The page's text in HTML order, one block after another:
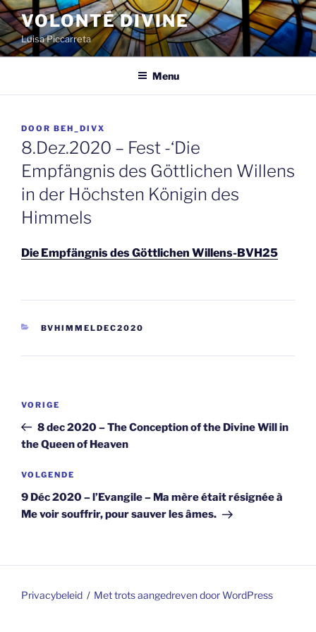
Spring
naar
de
inhoud
VOLONTÉ DIVINE
Luisa Piccarreta
Menu
GEPLAATST
OP
DOOR BEH_DIVX
8.Dez.2020 – Fest -‘Die
Empfängnis des Göttlichen Willens
in der Höchsten Königin des
Himmels
Die Empfängnis des Göttlichen Willens-BVH25
CATEGORIEËN
BVHIMMELDEC2020
Vorig
bericht
VORIGE
8 dec 2020 – The Conception of the Divine Will in
the Queen of Heaven
Volgend
bericht
VOLGENDE
9 Déc 2020 – l’Evangile – Ma mère était résignée à
Me voir souffrir, pour sauver les âmes.
Privacybeleid Met trots aangedreven door WordPress